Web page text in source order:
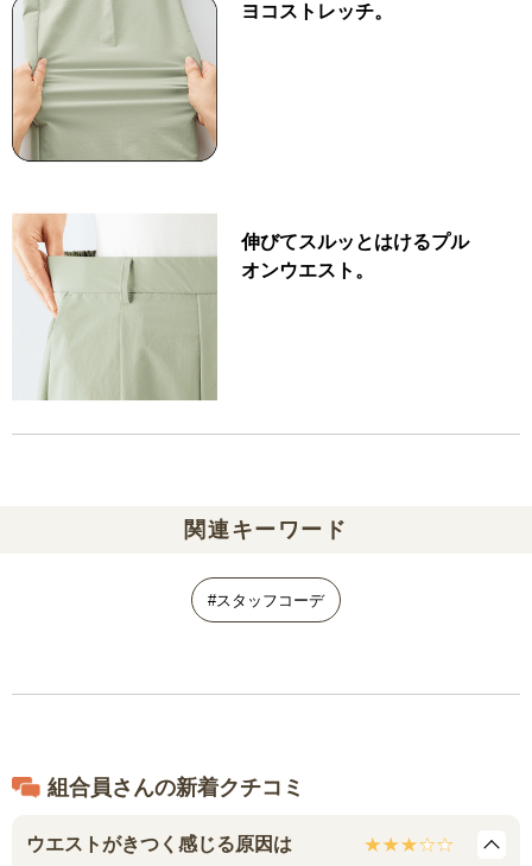
ヨコストレッチ。
伸びてスルッとはけるプル
オンウエスト。
関連キーワード
#スタッフコーデ
組合員さんの新着クチコミ
ウエストがきつく感じる原因は